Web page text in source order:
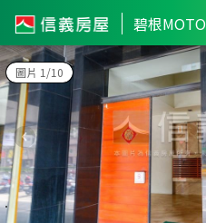
碧根MOTO
圖片 1/10